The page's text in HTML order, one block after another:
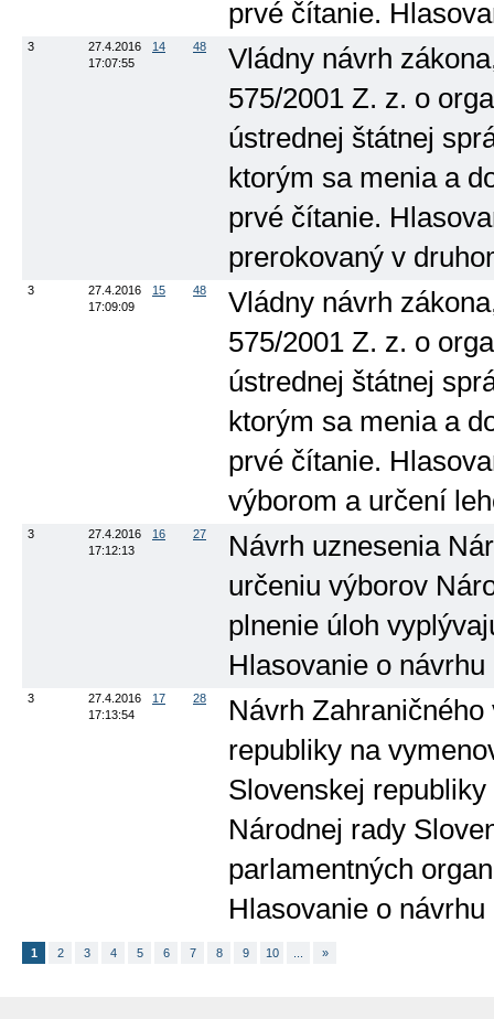
prvé čítanie.
3
27.4.2016
17:07:55
14 48
Vládny návrh
575/2001 Z. z. o
ústrednej štátnej
ktorým sa menia a
prvé čítanie.
prerokovaný v
3
27.4.2016
17:09:09
15 48
Vládny návrh
575/2001 Z. z. o
ústrednej štátnej
ktorým sa menia a
prvé čítanie.
výborom a určení
3
27.4.2016
17:12:13
16 27
Návrh uznesenia
určeniu výborov
plnenie úloh
Hlasovanie o
3
27.4.2016
17:13:54
17 28
Návrh
republiky na
Slovenskej
Národnej rady
parlamentných
Hlasovanie o
1 2 3 4 5 6 7 8 9 10 »